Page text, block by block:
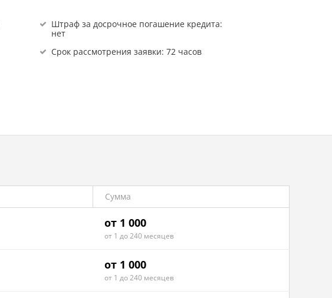
Штраф за досрочное погашение кредита:
нет
Срок рассмотрения заявки: 72 часов
Сумма
от 1 000
от 1 до 240 месяцев
от 1 000
от 1 до 240 месяцев